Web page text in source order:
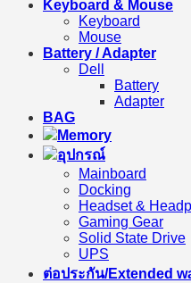
Keyboard & Mouse
Keyboard
Mouse
Battery / Adapter
Dell
Battery
Adapter
BAG
Memory
อุปกรณ์
Mainboard
Docking
Headset &
Gaming Gear
Solid State Drive
UPS
ต่อประกัน/Extended